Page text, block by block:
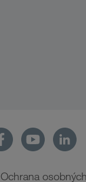
Ochrana